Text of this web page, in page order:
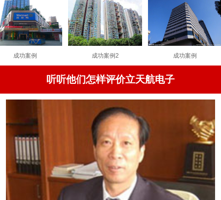
听听他们怎样评价立天航电子